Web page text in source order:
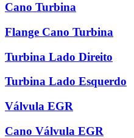
Cano Turbina
Flange Cano Turbina
Turbina Lado Direito
Turbina Lado Esquerdo
Válvula EGR
Cano Válvula EGR